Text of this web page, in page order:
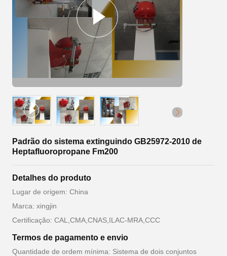
Padrão do sistema extinguindo GB25972-2010 de
Heptafluoropropane Fm200
Detalhes do produto
Lugar de origem: China
Marca: xingjin
Certificação: CAL,CMA,CNAS,ILAC-MRA,CCC
Termos de pagamento e envio
Quantidade de ordem mínima: Sistema de dois conjuntos